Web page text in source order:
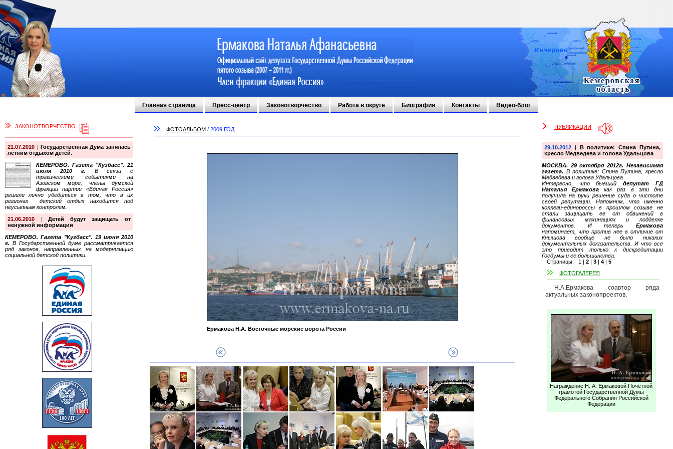
Главная страница Пресс-центр Законотворчество Работа в округе Биография Контакты Видео-блог
ЗАКОНОТВОРЧЕСТВО
21.07.2010 | Государственная Дума занялась
летним отдыхом детей.
КЕМЕРОВО. Газета "Кузбасс". 21
июля 2010 г. В связи с
трагическими событиями на
Азовском море, члены думской
фракции партии «Единая Россия»
решили лично убедиться в том, что в их
регионах детский отдых находится под
неусыпным контролем.
21.06.2010 |Детей будут защищать от
ненужной информации
КЕМЕРОВО. Газета "Кузбасс". 19 июня 2010
г.В Государственной думе рассматривается
ряд законов, направленных на модернизацию
социальной детской политики.
ФОТОАЛЬБОМ / 2009 ГОД
Ермакова Н.А. Восточные морские ворота России
ПУБЛИКАЦИИ
29.10.2012 | В политике: Спина Путина,
кресло Медведева и голова Удальцова
МОСКВА. 29 октября 2012г. Независимая
газета. В политике: Спина Путина, кресло
Медведева и голова Удальцова
Интересно, что бывшийдепутат ГД
Наталья Ермакова как раз в эти дни
получила на руки решение суда о чистоте
своей репутации. Напомним, что именно
коллеги-единороссы в прошлом созыве не
стали защищать ее от обвинений в
финансовых махинациях и подделке
документов. И теперь Ермакова
напоминает, что против нее в отличие от
Кнышова вообще не было никаких
документальных доказательств. И что все
это приводит только к дискредитации
Госдумы и ее большинства.
Страницы: 1 | 2 | 3 | 4 | 5
ФОТОГАЛЕРЕЯ
Н.А.Ермакова соавтор ряда
актуальных законопроектов.
Награждение Н. А. Ермаковой Почётной
грамотой Государственной Думы
Федерального Собрания Российской
Федерации